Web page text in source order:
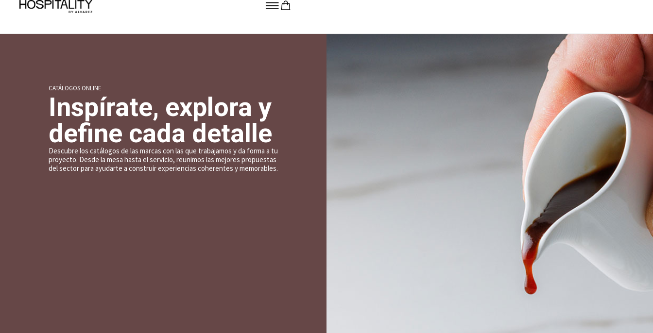
CATÁLOGOS ONLINE
Inspírate, explora y
define cada detalle
Descubre los catálogos de las marcas con las que trabajamos y da forma a tu
proyecto. Desde la mesa hasta el servicio, reunimos las mejores propuestas
del sector para ayudarte a construir experiencias coherentes y memorables.